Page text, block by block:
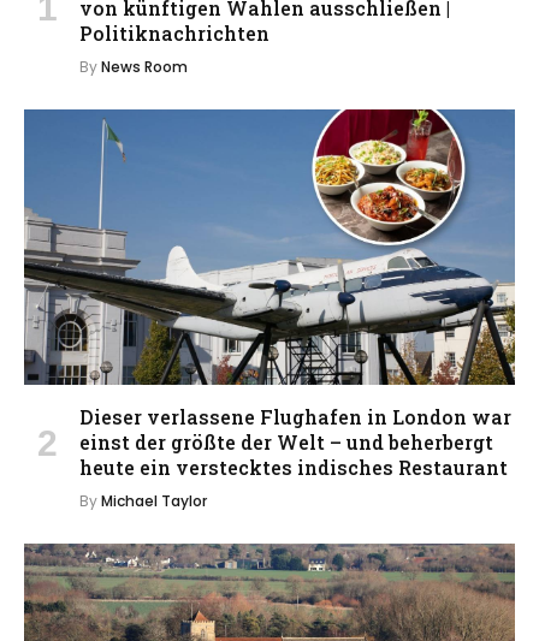
von künftigen Wahlen ausschließen |
Politiknachrichten
ByNews Room
Dieser verlassene Flughafen in London war
einst der größte der Welt – und beherbergt
heute ein verstecktes indisches Restaurant
ByMichael Taylor